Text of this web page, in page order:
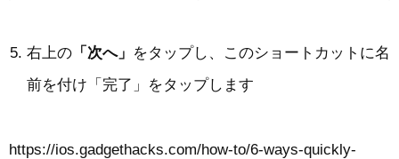
右上の 「次へ」 をタップし、このショートカットに名
前を付け「完了」をタップします
https://ios.gadgethacks.com/how-to/6-ways-quickly-